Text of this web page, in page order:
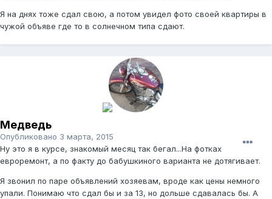
Я на днях тоже сдал свою, а потом увидел фото своей квартиры в
чужой объяве где то в солнечном типа сдают.
Медведь
Опубликовано 3 марта, 2015
Ну это я в курсе, знакомый месяц так бегал...На фотках
евроремонт, а по факту до бабушкиного варианта не дотягивает.
Я звонил по паре объявлений хозяевам, вроде как цены немного
упали. Понимаю что сдал бы и за 13, но дольше сдавалась бы. А